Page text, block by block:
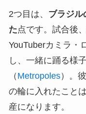
2つ目は、 ブラジル
た点です。試合後
YouTuberカミラ・
し、一緒に踊る様
（ Metropoles）。
の輪に入れたこと
産になります。